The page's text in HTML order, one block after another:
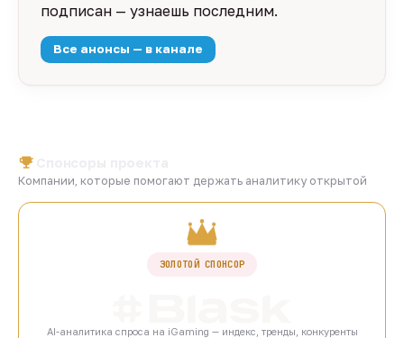
подписан — узнаешь последним.
Все анонсы — в канале
Компании, которые помогают держать аналитику открытой
ЗОЛОТОЙ СПОНСОР
AI-аналитика спроса на iGaming — индекс, тренды, конкуренты